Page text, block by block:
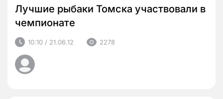
Лучшие рыбаки Томска участвовали в
чемпионате
10:10 / 21.06.12 2278